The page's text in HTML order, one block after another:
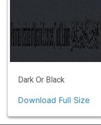
Dark Or Black
Download Full Size